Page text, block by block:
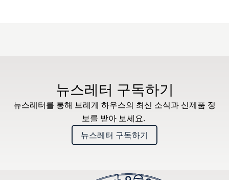
뉴스레터 구독하기
뉴스레터를 통해 브레게 하우스의 최신 소식과 신제품 정
보를 받아 보세요.
뉴스레터 구독하기